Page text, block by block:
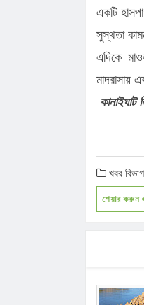
একটি
সুস্থতা
এদিকে
মাদরাসায়
খবর
শেয়ার করুন